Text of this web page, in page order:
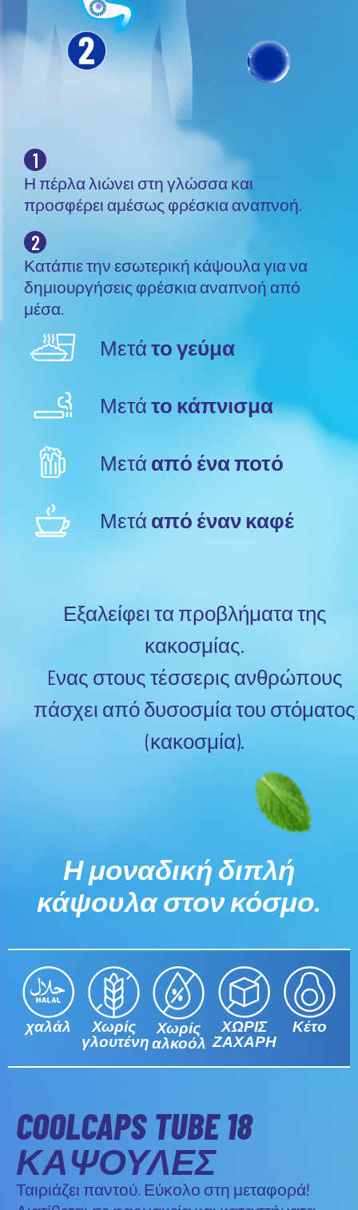
1
Η πέρλα λιώνει στη γλώσσα και
προσφέρει αμέσως φρέσκια αναπνοή.
2
Κατάπιε την εσωτερική κάψουλα για να
δημιουργήσεις φρέσκια αναπνοή από
μέσα.
Μετάτο γεύμα
Μετάτο κάπνισμα
Μετά από ένα ποτό
Μετά από έναν καφέ
Εξαλείφει τα προβλήματα της
κακοσμίας.
Eνας στους τέσσερις ανθρώπους
πάσχει από δυσοσμία του στόματος
(κακοσμία).
Η μοναδική διπλή
κάψουλα στον κόσμο.
χαλάλ
Χωρίς
γλουτένη
Χωρίς
αλκοόλ
ΧΩΡΙΣ
ΖΑΧΑΡΗ
Κέτο
COOLCAPS TUBE 18
ΚΑΨΟΥΛΕΣ
Ταιριάζει παντού. Εύκολο στη μεταφορά!